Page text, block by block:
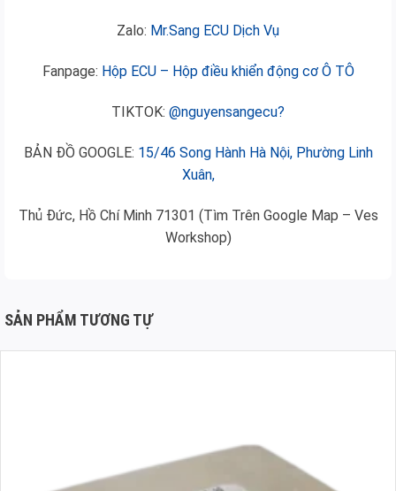
Zalo: Mr.Sang ECU Dịch Vụ
Fanpage: Hộp ECU – Hộp điều khiển động cơ Ô TÔ
TIKTOK: @nguyensangecu?
BẢN ĐỒ GOOGLE: 15/46 Song Hành Hà Nội, Phường Linh
Xuân,
Thủ Đức, Hồ Chí Minh 71301 (Tìm Trên Google Map – Ves
Workshop)
SẢN PHẨM TƯƠNG TỰ